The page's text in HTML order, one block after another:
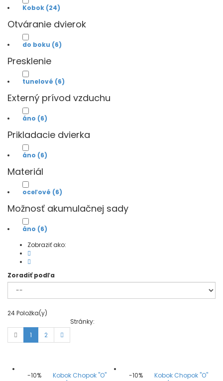
Kobok (24)
Otváranie dvierok
do boku (6)
Presklenie
tunelové (6)
Externý prívod vzduchu
áno (6)
Prikladacie dvierka
áno (6)
Materiál
oceľové (6)
Možnosť akumulačnej sady
áno (6)
Zobraziť ako:
Zoradiť podľa
24Položka(y)
1 2
Stránky:
-10%
Kobok Chopok "O"
-10%
Kobok Chopok "O"